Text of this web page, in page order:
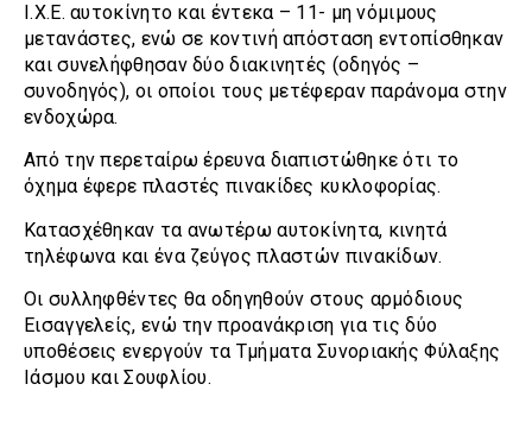
Ι.Χ.Ε. αυτοκίνητο και έντεκα – 11- μη νόμιμους
μετανάστες, ενώ σε κοντινή απόσταση εντοπίσθηκαν
και συνελήφθησαν δύο διακινητές (οδηγός –
συνοδηγός), οι οποίοι τους μετέφεραν παράνομα στην
ενδοχώρα.
Από την περεταίρω έρευνα διαπιστώθηκε ότι το
όχημα έφερε πλαστές πινακίδες κυκλοφορίας.
Κατασχέθηκαν τα ανωτέρω αυτοκίνητα, κινητά
τηλέφωνα και ένα ζεύγος πλαστών πινακίδων.
Οι συλληφθέντες θα οδηγηθούν στους αρμόδιους
Εισαγγελείς, ενώ την προανάκριση για τις δύο
υποθέσεις ενεργούν τα Τμήματα Συνοριακής Φύλαξης
Ιάσμου και Σουφλίου.